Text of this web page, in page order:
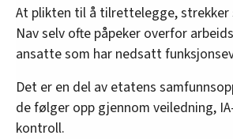
At plikten til å tilrettelegge, strekker
Nav selv ofte påpeker overfor
ansatte som har nedsatt
Det er en del av etatens
de følger opp gjennom veiledning,
kontroll.